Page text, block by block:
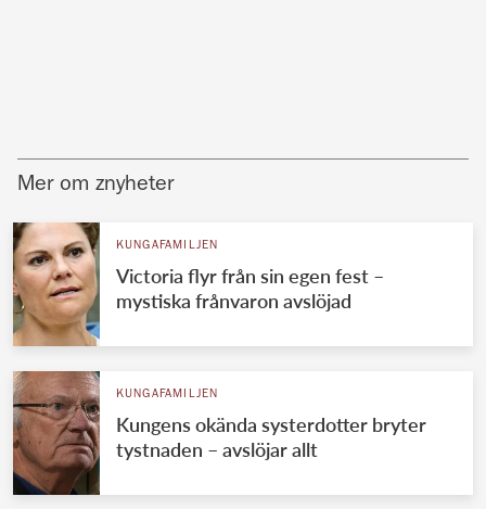
Mer om znyheter
KUNGAFAMILJEN
Victoria flyr från sin egen fest –
mystiska frånvaron avslöjad
KUNGAFAMILJEN
Kungens okända systerdotter bryter
tystnaden – avslöjar allt